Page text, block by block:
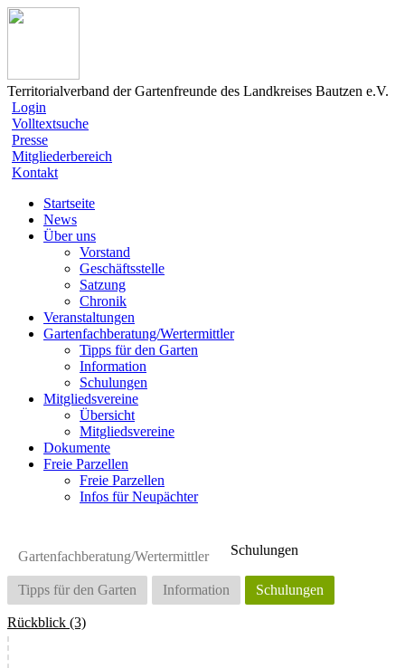
Territorialverband der Gartenfreunde des Landkreises Bautzen e.V.
Login
Volltextsuche
Presse
Mitgliederbereich
Kontakt
Startseite
News
Über uns
Vorstand
Geschäftsstelle
Satzung
Chronik
Veranstaltungen
Gartenfachberatung/Wertermittler
Tipps für den Garten
Information
Schulungen
Mitgliedsvereine
Übersicht
Mitgliedsvereine
Dokumente
Freie Parzellen
Freie Parzellen
Infos für Neupächter
Gartenfachberatung/Wertermittler
Tipps für den Garten Information Schulungen
Schulungen
Rückblick (3)